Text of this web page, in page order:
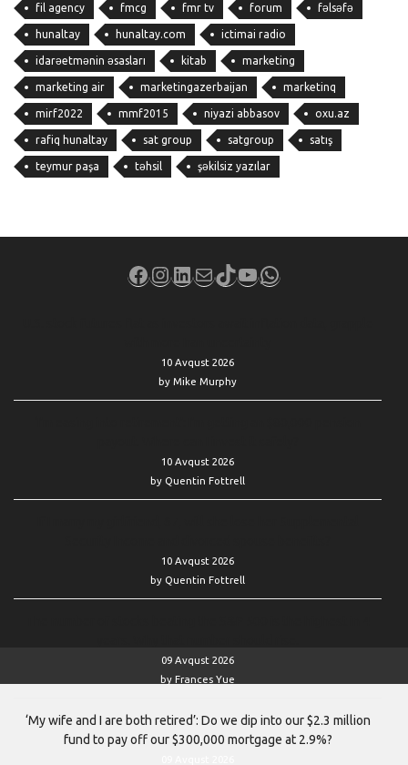
fil agency fmcg fmr tv forum fəlsəfə
hunaltay hunaltay.com ictimai radio
idarəetmənin əsasları kitab marketing
marketing air marketingazerbaijan marketinq
mirf2022 mmf2015 niyazi abbasov oxu.az
rafiq hunaltay sat group satgroup satış
teymur paşa təhsil şəkilsiz yazılar
Facebook
Instagram
LinkedIn
MailTikTok
YouTube
WhatsApp
10 Avqust 2026
by Mike Murphy
10 Avqust 2026
by Quentin Fottrell
10 Avqust 2026
by Quentin Fottrell
09 Avqust 2026
by Frances Yue
‘My wife and I are both retired’: Do we dip into our $2.3 million
fund to pay off our $300,000 mortgage at 2.9%?